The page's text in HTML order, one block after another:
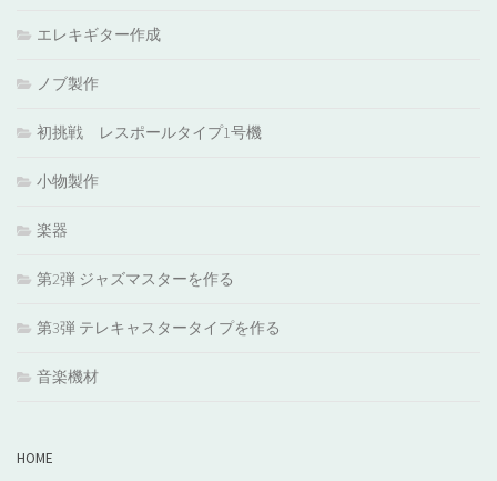
エレキギター作成
ノブ製作
初挑戦 レスポールタイプ1号機
小物製作
楽器
第2弾 ジャズマスターを作る
第3弾 テレキャスタータイプを作る
音楽機材
HOME